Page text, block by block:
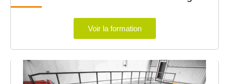
Voir la formation